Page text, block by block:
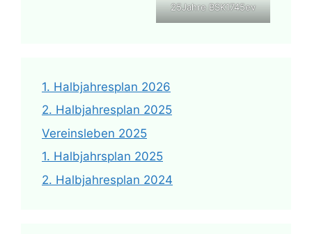
25Jahre BSK1745ev
1. Halbjahresplan 2026
2. Halbjahresplan 2025
Vereinsleben 2025
1. Halbjahrsplan 2025
2. Halbjahresplan 2024